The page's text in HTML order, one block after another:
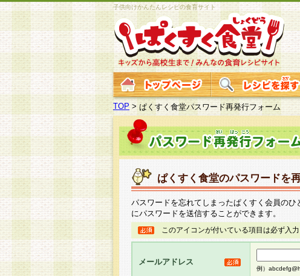
子供向けかんたんレシピの食育サイト
TOP >ぱくすく食堂パスワード再発行フォーム
ぱくすく食堂のパスワードを
パスワードを忘れてしまったぱくすく会員の
にパスワードを送信することができます。
このアイコンが付いている項目は必ず入力
メールアドレス
例）